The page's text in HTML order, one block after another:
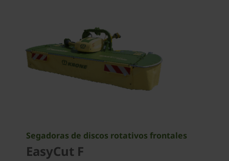
Segadoras de discos rotativos frontales
EasyCut F